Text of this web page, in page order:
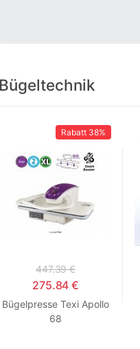
Bügeltechnik
Rabatt 38%
447.39 €
275.84 €
Bügelpresse Texi Apollo
68